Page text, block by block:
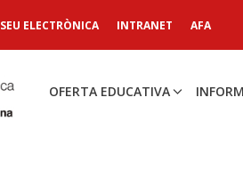
SEU ELECTRÒNICA INTRANET AFA
OFERTA EDUCATIVA